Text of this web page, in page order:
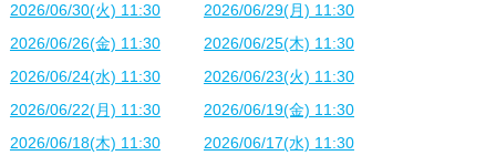
2026/06/30(火) 11:30
2026/06/29(月) 11:30
2026/06/26(金) 11:30
2026/06/25(木) 11:30
2026/06/24(水) 11:30
2026/06/23(火) 11:30
2026/06/22(月) 11:30
2026/06/19(金) 11:30
2026/06/18(木) 11:30
2026/06/17(水) 11:30